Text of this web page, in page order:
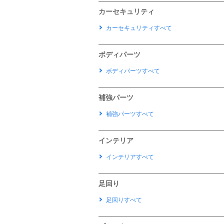
カーセキュリティ
カーセキュリティすべて
ボディパーツ
ボディパーツすべて
補強パーツ
補強パーツすべて
インテリア
インテリアすべて
足回り
足回りすべて